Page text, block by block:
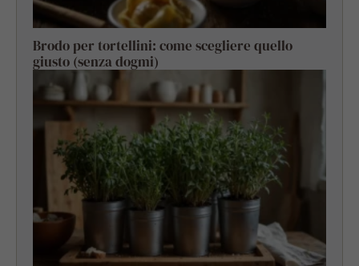
Brodo per tortellini: come scegliere quello
giusto (senza dogmi)